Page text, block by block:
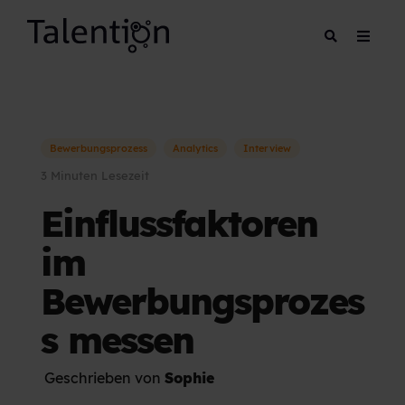
Bewerbungsprozess Analytics Interview
3 Minuten Lesezeit
Einflussfaktoren
im
Bewerbungsprozes
s messen
Geschrieben von Sophie